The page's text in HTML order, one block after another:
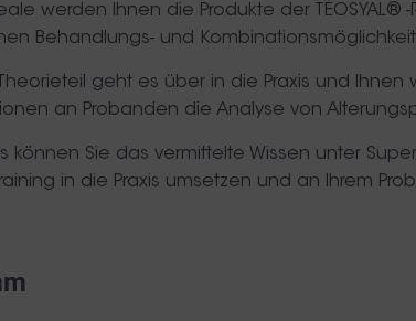
werden Ihnen die Produkte der TEOSYAL®
Behandlungs- und
geht es über in die Praxis und Ihnen
an Probanden die Analyse von
können Sie das vermittelte Wissen unter
in die Praxis umsetzen und an Ihrem